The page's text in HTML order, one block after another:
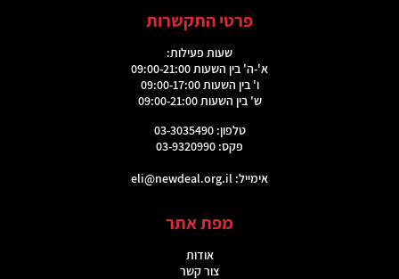
פרטי התקשרות
שעות פעילות:
א'-ה' בין השעות 09:00-21:00
ו' בין השעות 09:00-17:00
ש' בין השעות 09:00-21:00
טלפון: 03-3035490
פקס: 03-9320990
אימייל: eli@newdeal.org.il
מפת אתר
אודות
צור קשר